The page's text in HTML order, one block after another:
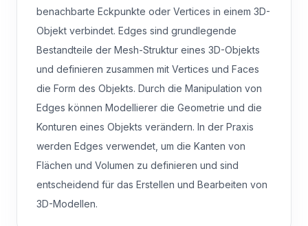
benachbarte Eckpunkte oder Vertices in einem 3D-
Objekt verbindet. Edges sind grundlegende
Bestandteile der Mesh-Struktur eines 3D-Objekts
und definieren zusammen mit Vertices und Faces
die Form des Objekts. Durch die Manipulation von
Edges können Modellierer die Geometrie und die
Konturen eines Objekts verändern. In der Praxis
werden Edges verwendet, um die Kanten von
Flächen und Volumen zu definieren und sind
entscheidend für das Erstellen und Bearbeiten von
3D-Modellen.